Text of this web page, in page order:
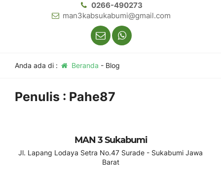
0266-490273
man3kabsukabumi@gmail.com
Anda ada di : Beranda - Blog
Penulis : Pahe87
MAN 3 Sukabumi
Jl. Lapang Lodaya Setra No.47 Surade - Sukabumi Jawa
Barat